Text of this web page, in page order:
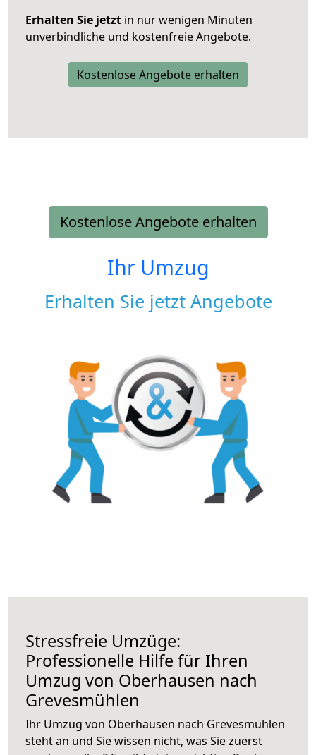
Erhalten Sie jetzt in nur wenigen Minuten
unverbindliche und kostenfreie Angebote.
Kostenlose Angebote erhalten
Kostenlose Angebote erhalten
Ihr Umzug
Erhalten Sie jetzt Angebote
Stressfreie Umzüge:
Professionelle Hilfe für Ihren
Umzug von Oberhausen nach
Grevesmühlen
Ihr Umzug von Oberhausen nach Grevesmühlen
steht an und Sie wissen nicht, was Sie zuerst